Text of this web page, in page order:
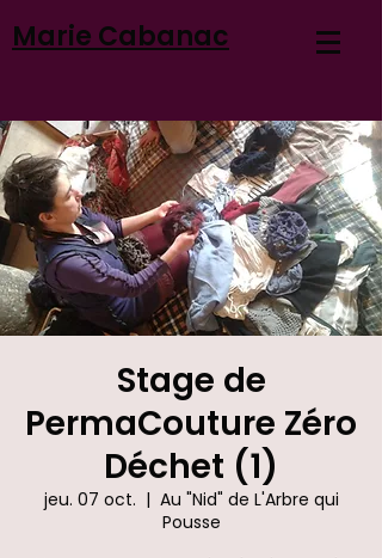
Marie Cabanac
Stage de
PermaCouture Zéro
Déchet (1)
jeu. 07 oct.
  |
Au "Nid" de L'Arbre qui
Pousse